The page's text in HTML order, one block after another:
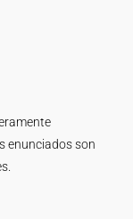
enunciados son